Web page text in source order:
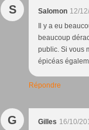
S Salomon 12/
Il y a eu
beaucoup
public. Si vous
épicéas
Répondre
G Gilles 16/10/